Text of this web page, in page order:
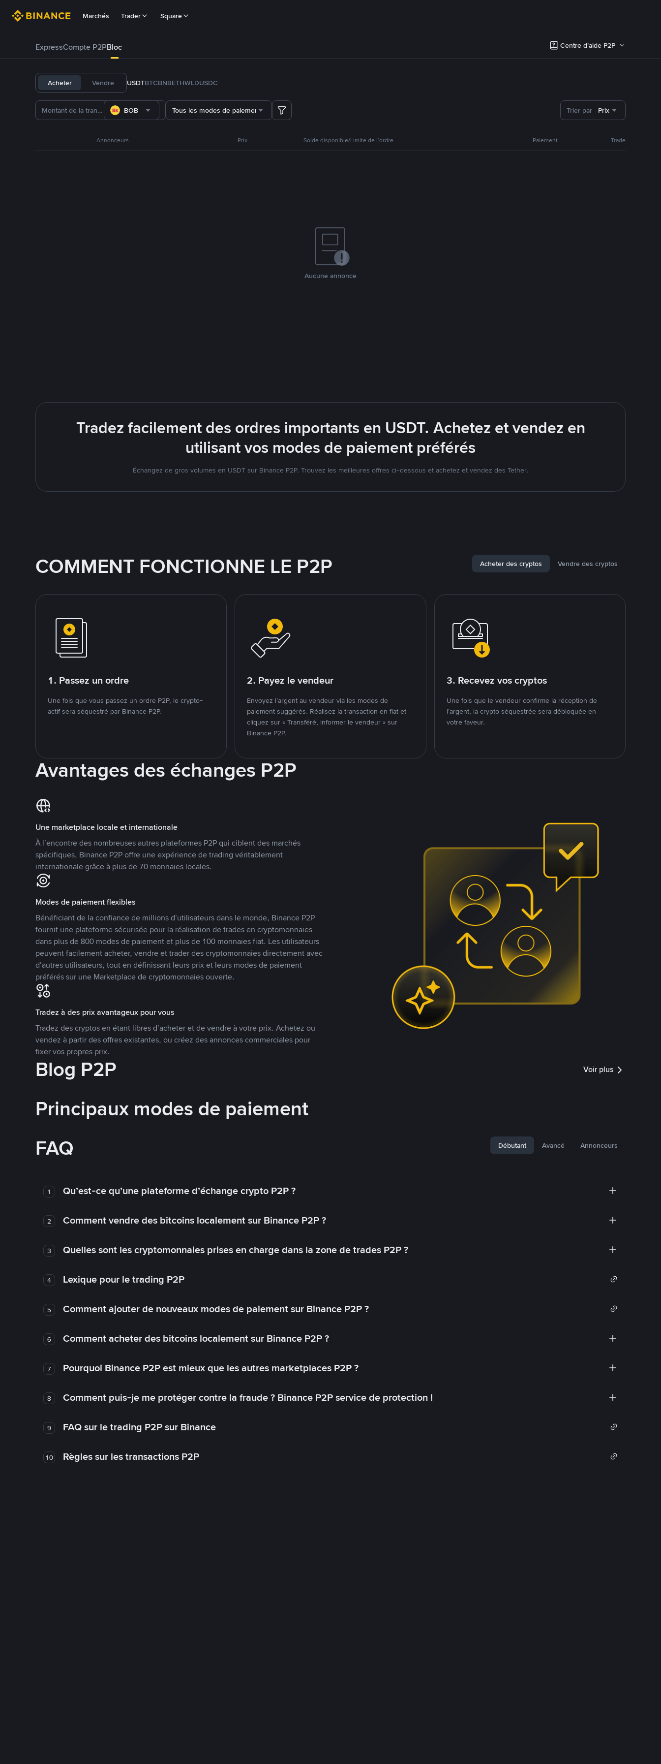
Marchés Trader Square
ExpressCompte P2PBloc Centre d’aide P2P
Acheter Vendre USDTBTCBNBETHWLDUSDC
BOB Tous les modes de paiement Trier par Prix
Annonceurs Prix Solde disponible/Limite de l’ordre Paiement Trade
Aucune annonce
Tradez facilement des ordres importants en USDT. Achetez et vendez en
utilisant vos modes de paiement préférés
Échangez de gros volumes en USDT sur Binance P2P. Trouvez les meilleures offres ci-dessous et achetez et vendez des Tether.
COMMENT FONCTIONNE LE P2P Acheter des cryptos Vendre des cryptos
1. Passez un ordre
Une fois que vous passez un ordre P2P, le crypto-
actif sera séquestré par Binance P2P.
2. Payez le vendeur
Envoyez l’argent au vendeur via les modes de
paiement suggérés. Réalisez la transaction en fiat et
cliquez sur « Transféré, informer le vendeur » sur
Binance P2P.
3. Recevez vos cryptos
Une fois que le vendeur confirme la réception de
l’argent, la crypto séquestrée sera débloquée en
votre faveur.
Avantages des échanges P2P
Une marketplace locale et internationale
À l’encontre des nombreuses autres plateformes P2P qui ciblent des marchés
spécifiques, Binance P2P offre une expérience de trading véritablement
internationale grâce à plus de 70 monnaies locales.
Modes de paiement flexibles
Bénéficiant de la confiance de millions d’utilisateurs dans le monde, Binance P2P
fournit une plateforme sécurisée pour la réalisation de trades en cryptomonnaies
dans plus de 800 modes de paiement et plus de 100 monnaies fiat. Les utilisateurs
peuvent facilement acheter, vendre et trader des cryptomonnaies directement avec
d’autres utilisateurs, tout en définissant leurs prix et leurs modes de paiement
préférés sur une Marketplace de cryptomonnaies ouverte.
Tradez à des prix avantageux pour vous
Tradez des cryptos en étant libres d’acheter et de vendre à votre prix. Achetez ou
vendez à partir des offres existantes, ou créez des annonces commerciales pour
fixer vos propres prix.
Blog P2P Voir plus
Principaux modes de paiement
FAQ
Débutant Avancé Annonceurs
1 Qu’est-ce qu’une plateforme d’échange crypto P2P ?
2 Comment vendre des bitcoins localement sur Binance P2P ?
3 Quelles sont les cryptomonnaies prises en charge dans la zone de trades P2P ?
4 Lexique pour le trading P2P
5 Comment ajouter de nouveaux modes de paiement sur Binance P2P ?
6 Comment acheter des bitcoins localement sur Binance P2P ?
7 Pourquoi Binance P2P est mieux que les autres marketplaces P2P ?
8 Comment puis-je me protéger contre la fraude ? Binance P2P service de protection !
9 FAQ sur le trading P2P sur Binance
10 Règles sur les transactions P2P